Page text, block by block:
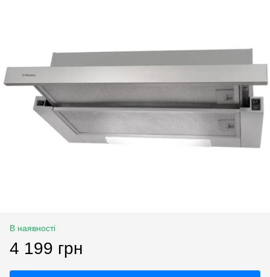
В наявності
4 199 грн